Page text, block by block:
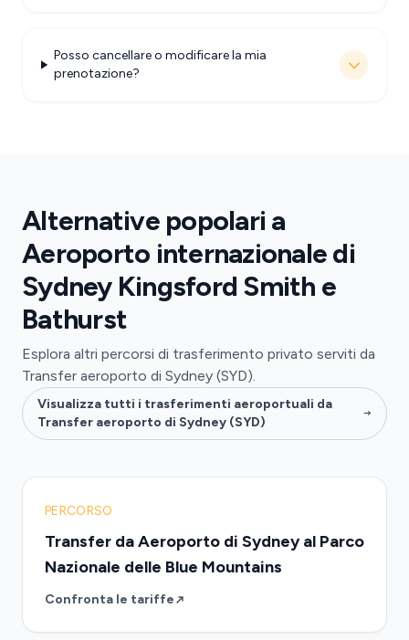
Posso cancellare o modificare la mia
prenotazione?
Alternative popolari a
Aeroporto internazionale di
Sydney Kingsford Smith e
Bathurst
Esplora altri percorsi di trasferimento privato serviti da
Transfer aeroporto di Sydney (SYD).
Visualizza tutti i trasferimenti aeroportuali da
Transfer aeroporto di Sydney (SYD)
PERCORSO
Transfer da Aeroporto di Sydney al Parco
Nazionale delle Blue Mountains
Confronta le tariffe